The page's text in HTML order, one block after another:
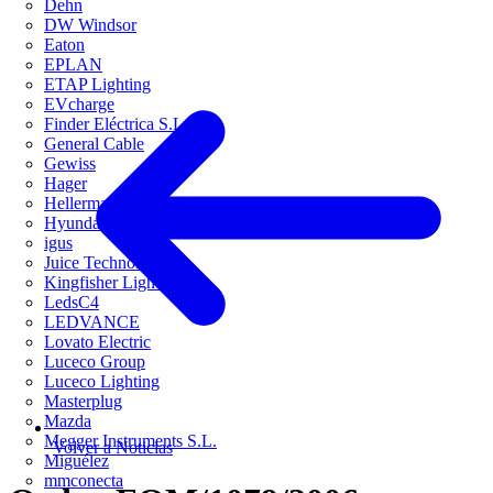
Dehn
DW Windsor
Eaton
EPLAN
ETAP Lighting
EVcharge
Finder Eléctrica S.L.U
General Cable
Gewiss
Hager
HellermannTyton
Hyundai Electric
igus
Juice Technology
Kingfisher Lighting
LedsC4
LEDVANCE
Lovato Electric
Luceco Group
Luceco Lighting
Masterplug
Mazda
Megger Instruments S.L.
Miguélez
mmconecta
Volver a Noticias